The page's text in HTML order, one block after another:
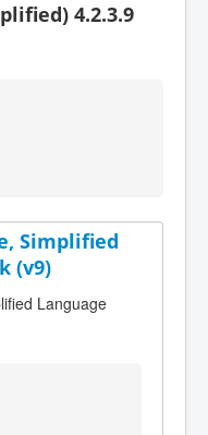
4.2.3.9
Simplified
(v9)
Language